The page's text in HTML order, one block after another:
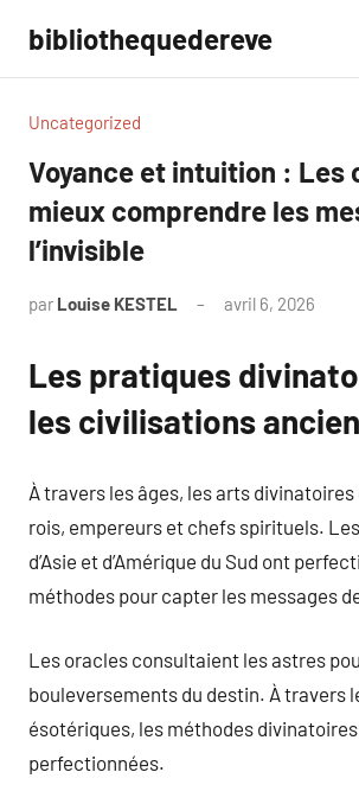
contenu
bibliothequedereve
Uncategorized
Voyance et intuition : Les
mieux comprendre les
l’invisible
par Louise KESTEL avril 6, 2026
Les pratiques
les civilisations
À travers les âges, les arts
rois, empereurs et chefs spirituels.
d’Asie et d’Amérique du Sud ont
méthodes pour capter les messages
Les oracles consultaient les astres
bouleversements du destin. À travers
ésotériques, les méthodes
perfectionnées.